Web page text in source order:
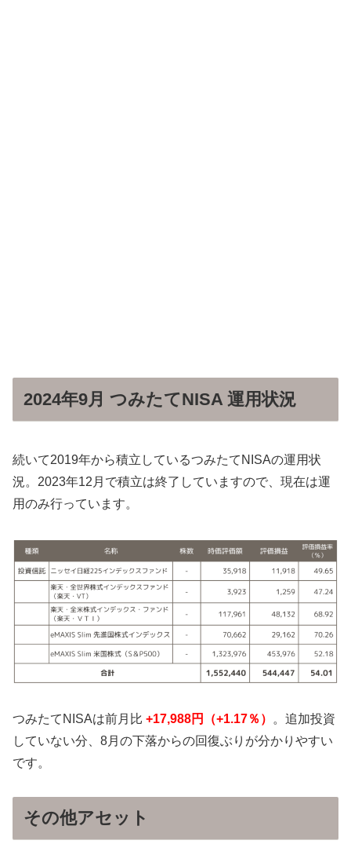
2024年9月 つみたてNISA 運用状況
続いて2019年から積立しているつみたてNISAの運用状
況。2023年12月で積立は終了していますので、現在は運
用のみ行っています。
つみたてNISAは前月比 +17,988円（+1.17％）
。追加投資
していない分、8月の下落からの回復ぶりが分かりやすい
です。
その他アセット